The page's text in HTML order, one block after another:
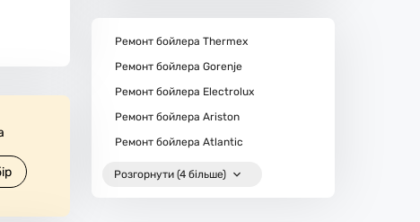
Ремонт бойлера Thermex
Ремонт бойлера Gorenje
Ремонт бойлера Electrolux
Ремонт бойлера Ariston
Ремонт бойлера Atlantic
Розгорнути (4 більше)